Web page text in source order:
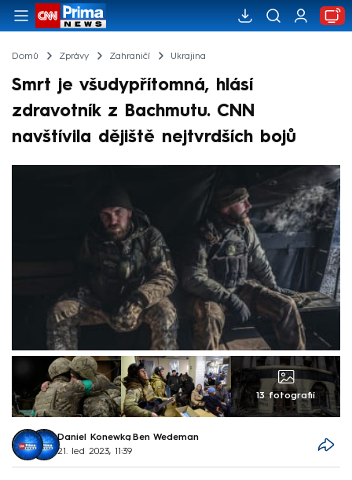
Domů Zprávy Zahraničí Ukrajina
Smrt je všudypřítomná, hlásí
zdravotník z Bachmutu. CNN
navštívila dějiště nejtvrdších bojů
13 fotografií
Daniel Konewka, Ben Wedeman
21. led 2023, 11:39